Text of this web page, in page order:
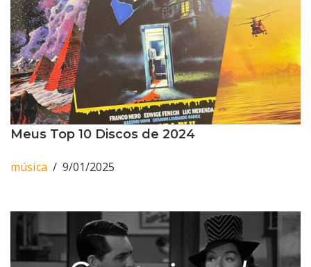
Meus Top 10 Discos de 2024
música 9/01/2025